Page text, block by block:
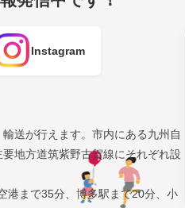
Instagram
送が行えます。市内にある九州自
地方道筑紫野古賀線にそれぞれ設
港まで35分、博多駅まで20分、小